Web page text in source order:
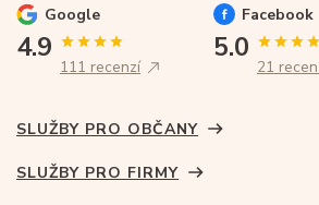
Google
4.9
111 recenzí
Facebook
5.0
21
SLUŽBY PRO OBČANY
SLUŽBY PRO FIRMY